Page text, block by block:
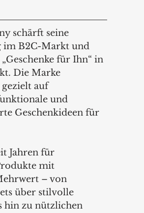
schärft seine
im B2C-Markt und
für Ihn“ in
Die Marke
auf
und
Geschenkideen für
Jahren für
mit
– von
über stilvolle
hin zu nützlichen